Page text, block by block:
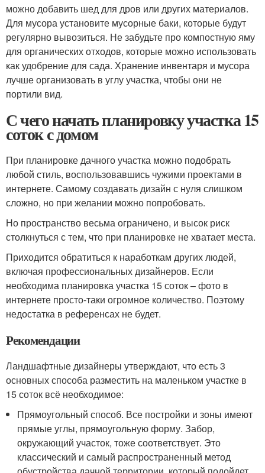
можно добавить шед для дров или других материалов.
Для мусора установите мусорные баки, которые будут
регулярно вывозиться. Не забудьте про компостную яму
для органических отходов, которые можно использовать
как удобрение для сада. Хранение инвентаря и мусора
лучше организовать в углу участка, чтобы они не
портили вид.
С чего начать планировку участка 15
соток с домом
При планировке дачного участка можно подобрать
любой стиль, воспользовавшись чужими проектами в
интернете. Самому создавать дизайн с нуля слишком
сложно, но при желании можно попробовать.
Но пространство весьма ограничено, и высок риск
столкнуться с тем, что при планировке не хватает места.
Приходится обратиться к наработкам других людей,
включая профессиональных дизайнеров. Если
необходима планировка участка 15 соток – фото в
интернете просто-таки огромное количество. Поэтому
недостатка в референсах не будет.
Рекомендации
Ландшафтные дизайнеры утверждают, что есть 3
основных способа разместить на маленьком участке в
15 соток всё необходимое:
Прямоугольный способ. Все постройки и зоны имеют
прямые углы, прямоугольную форму. Забор,
окружающий участок, тоже соответствует. Это
классический и самый распространенный метод